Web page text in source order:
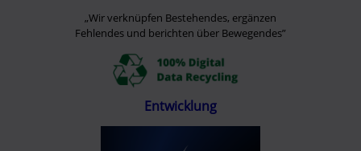
„Wir verknüpfen Bestehendes, ergänzen
Fehlendes und berichten über Bewegendes”
Entwicklung